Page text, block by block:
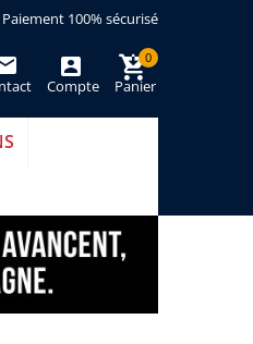
Paiement 100% sécurisé
Panier
0
Compte